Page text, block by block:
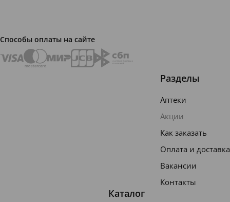
Способы оплаты на сайте
Разделы
Аптеки
Акции
Как заказать
Оплата и доставка
Вакансии
Контакты
Каталог